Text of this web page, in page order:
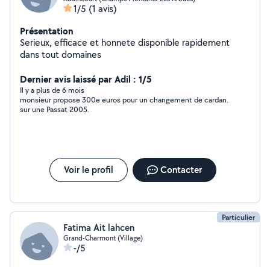
1/5 (1 avis)
Présentation
Serieux, efficace et honnete disponible rapidement
dans tout domaines
Dernier avis laissé par Adil : 1/5
Il y a plus de 6 mois
monsieur propose 300e euros pour un changement de cardan.
sur une Passat 2005.
Voir le profil Contacter
Particulier
Fatima Ait lahcen
Grand-Charmont (Village)
-/5